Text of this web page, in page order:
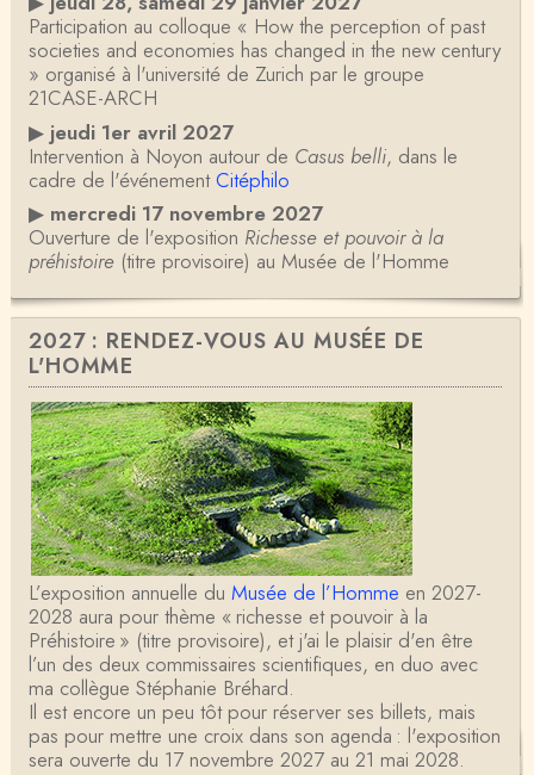
Participation au colloque « How the perception of past
societies and economies has changed in the new century
» organisé à l'université de Zurich par le groupe
21CASE-ARCH
▶ jeudi 1er avril 2027
Intervention à Noyon autour de Casus belli, dans le
cadre de l'événementCitéphilo
▶ mercredi 17 novembre 2027
Ouverture de l'exposition Richesse et pouvoir à la
préhistoire(titre provisoire) au Musée de l'Homme
2027 : RENDEZ-VOUS AU MUSÉE DE
L'HOMME
L’exposition annuelle du Musée de l’Homme en 2027-
2028 aura pour thème « richesse et pouvoir à la
Préhistoire » (titre provisoire), et j'ai le plaisir d'en être
l’un des deux commissaires scientifiques, en duo avec
ma collègue Stéphanie Bréhard.
Il est encore un peu tôt pour réserver ses billets, mais
pas pour mettre une croix dans son agenda : l'exposition
sera ouverte du 17 novembre 2027 au 21 mai 2028.